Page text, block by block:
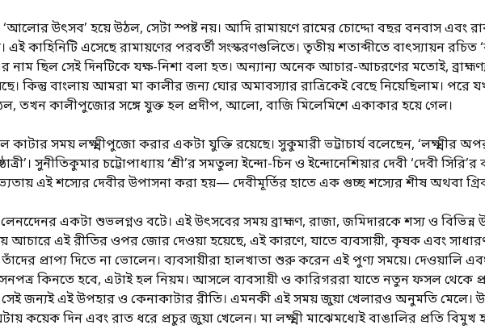
উৎসব’ হয়ে উঠল, সেটা স্পষ্ট নয়। আদি রামায়ণে রামের চোদ্দো বছর বনবাস এবং
এই কাহিনিটি এসেছে রামায়ণের পরবর্তী সংস্করণগুলিতে। তৃতীয় শতাব্দীতে বাৎস্যায়ন রচিত
নাম ছিল সেই দিনটিকে যক্ষ-নিশা বলা হত। অন্যান্য অনেক আচার-আচরণের মতোই,
কিন্তু বাংলায় আমরা মা কালীর জন্য ঘোর অমাবস্যার রাত্রিকেই বেছে নিয়েছিলাম।
তখন কালীপুজোর সঙ্গে যুক্ত হল প্রদীপ, আলো, বাজি মিলেমিশে একাকার হয়ে গেল।
সময় লক্ষ্মীপুজো করার একটা যুক্তি রয়েছে। সুকুমারী ভট্টাচার্য বলেছেন, ‘লক্ষ্মীর অপর
সুনীতিকুমার চট্টোপাধ্যায় ‘শ্রী’র সমতুল্য ইন্দো-চিন ও ইন্দোনেশিয়ার দেবী ‘দেবী
এই শস্যের দেবীর উপাসনা করা হয়— দেবীমূর্তির হাতে এক গুচ্ছ শস্যের শীষ অথবা গ্রিক
একটা শুভলগ্নও বটে। এই উৎসবের সময় ব্রাহ্মণ, রাজা, জমিদারকে শস্য ও বিভিন্ন
আচারে এই রীতির ওপর জোর দেওয়া হয়েছে, এই কারণে, যাতে ব্যবসায়ী, কৃষক এবং
প্রাপ্য দিতে না ভোলেন। ব্যবসায়ীরা হালখাতা শুরু করেন এই পুণ্য সময়ে। দেওয়ালি
কিনতে হবে, এটাই হল নিয়ম। আসলে ব্যবসায়ী ও কারিগররা যাতে নতুন ফসল থেকে
জন্যই এই উপহার ও কেনাকাটার রীতি। এমনকী এই সময় জুয়া খেলারও অনুমতি মেলে।
কয়েক দিন এবং রাত ধরে প্রচুর জুয়া খেলেন। মা লক্ষ্মী মাঝেমধ্যেই বাঙালির প্রতি বিমুখ